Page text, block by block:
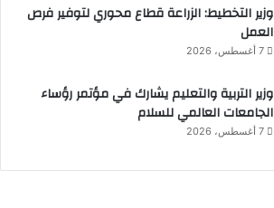
وزير التخطيط: الزراعة قطاع محوري لتوفير فرص
العمل
7 أغسطس، 2026
وزير التربية والتعليم يشارك في مؤتمر رؤساء
الجامعات العالمي للسلام
7 أغسطس، 2026